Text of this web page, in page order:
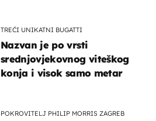
TREĆI UNIKATNI BUGATTI
Nazvan je po vrsti
srednjovjekovnog viteškog
konja i visok samo metar
POKROVITELJ PHILIP MORRIS ZAGREB